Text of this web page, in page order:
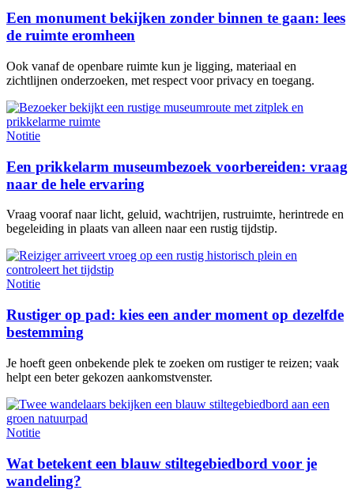
Een monument bekijken zonder binnen te gaan: lees
de ruimte eromheen
Ook vanaf de openbare ruimte kun je ligging, materiaal en
zichtlijnen onderzoeken, met respect voor privacy en toegang.
Notitie
Een prikkelarm museumbezoek voorbereiden: vraag
naar de hele ervaring
Vraag vooraf naar licht, geluid, wachtrijen, rustruimte, herintrede en
begeleiding in plaats van alleen naar een rustig tijdstip.
Notitie
Rustiger op pad: kies een ander moment op dezelfde
bestemming
Je hoeft geen onbekende plek te zoeken om rustiger te reizen; vaak
helpt een beter gekozen aankomstvenster.
Notitie
Wat betekent een blauw stiltegebiedbord voor je
wandeling?